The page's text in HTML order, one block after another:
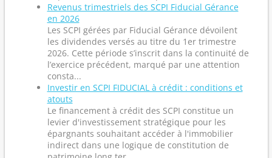
Revenus trimestriels des SCPI Fiducial Gérance
en 2026
Les SCPI gérées par Fiducial Gérance dévoilent
les dividendes versés au titre du 1er trimestre
2026. Cette période s’inscrit dans la continuité de
l’exercice précédent, marqué par une attention
consta...
Investir en SCPI FIDUCIAL à crédit : conditions et
atouts
Le financement à crédit des SCPI constitue un
levier d'investissement stratégique pour les
épargnants souhaitant accéder à l'immobilier
indirect dans une logique de constitution de